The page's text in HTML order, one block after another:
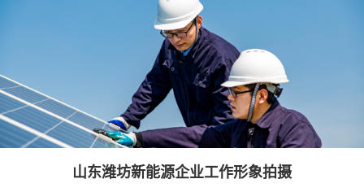
山东潍坊新能源企业工作形象拍摄